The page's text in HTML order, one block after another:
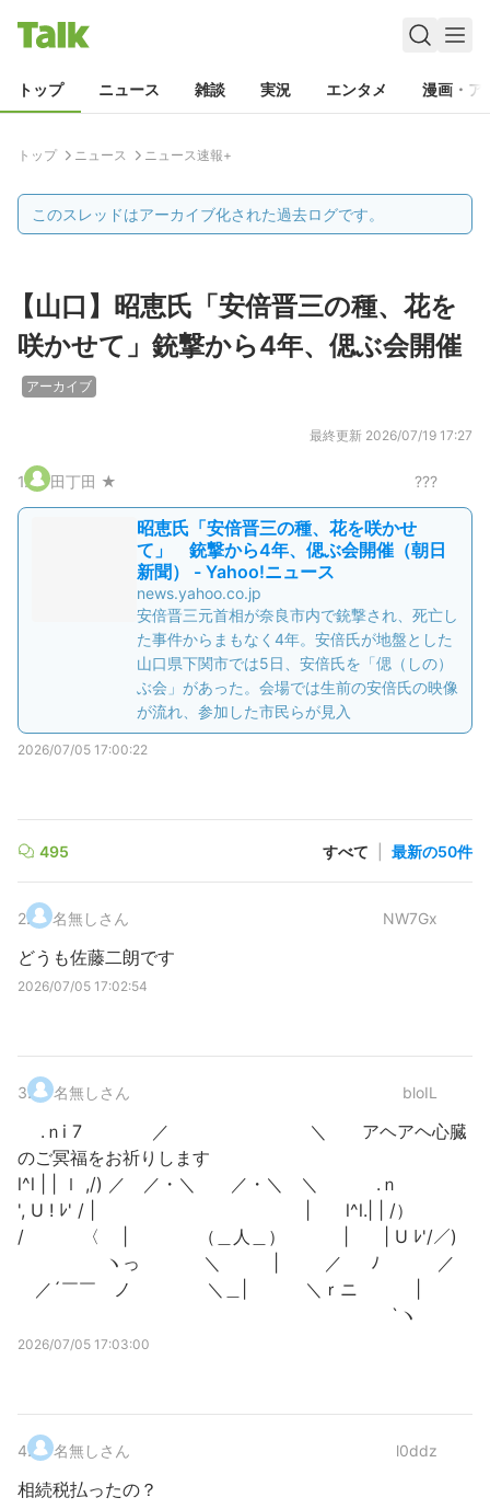
トップ ニュース 雑談 実況 エンタメ 漫画・ア
トップ ニュース ニュース速報+
このスレッドはアーカイブ化された過去ログです。
【山口】昭恵氏「安倍晋三の種、花を
咲かせて」銃撃から4年、偲ぶ会開催
アーカイブ
最終更新 2026/07/19 17:27
1. 田丁田 ★ ???
昭恵氏「安倍晋三の種、花を咲かせ
て」 銃撃から4年、偲ぶ会開催（朝日
新聞） - Yahoo!ニュース
news.yahoo.co.jp
安倍晋三元首相が奈良市内で銃撃され、死亡し
た事件からまもなく4年。安倍氏が地盤とした
山口県下関市では5日、安倍氏を「偲（しの）
ぶ会」があった。会場では生前の安倍氏の映像
が流れ、参加した市民らが見入
2026/07/05 17:00:22
495 すべて 最新の50件
2. 名無しさん NW7Gx
どうも佐藤二朗です
2026/07/05 17:02:54
3. 名無しさん bloIL
.ｎi 7 ／ ＼ アヘアヘ心臓
のご冥福をお祈りします
l^l | | ｌ ,/) ／ ／・＼ ／・＼ ＼ .ｎ
', U ! ﾚ' / | ￣￣ ￣￣ | l^l.| | /）
/ 〈 | （＿人＿） | | U ﾚ'/／)
ヽっ ＼ | ／ ﾉ ／
／´￣￣ ノ ＼＿| ＼ｒニ |
`ヽ
2026/07/05 17:03:00
4. 名無しさん l0ddz
相続税払ったの？